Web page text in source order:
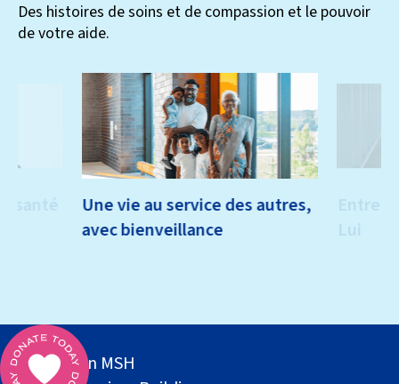
Des histoires de soins et de compassion et le pouvoir
de votre aide.
Une vie au service des autres,
avec bienveillance
Fondation MSH